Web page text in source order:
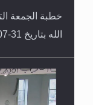
خطبة الجمعة
الله بتاريخ 31-07-2026